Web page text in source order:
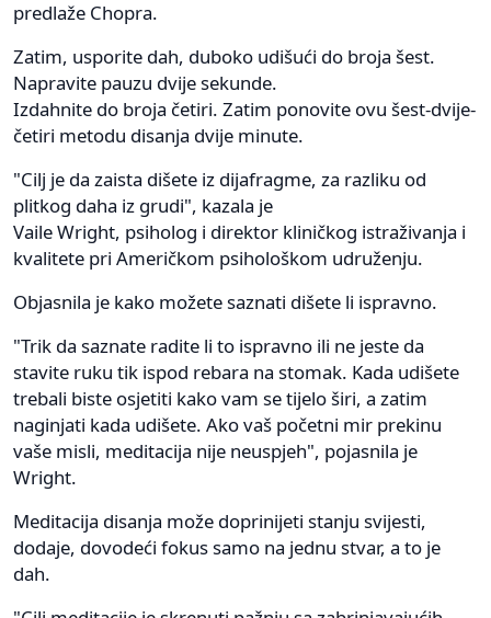
predlaže Chopra.
Zatim, usporite dah, duboko udišući do broja šest.
Napravite pauzu dvije sekunde.
Izdahnite do broja četiri. Zatim ponovite ovu šest-dvije-
četiri metodu disanja dvije minute.
"Cilj je da zaista dišete iz dijafragme, za razliku od
plitkog daha iz grudi", kazala je
Vaile Wright, psiholog i direktor kliničkog istraživanja i
kvalitete pri Američkom psihološkom udruženju.
Objasnila je kako možete saznati dišete li ispravno.
"Trik da saznate radite li to ispravno ili ne jeste da
stavite ruku tik ispod rebara na stomak. Kada udišete
trebali biste osjetiti kako vam se tijelo širi, a zatim
naginjati kada udišete. Ako vaš početni mir prekinu
vaše misli, meditacija nije neuspjeh", pojasnila je
Wright.
Meditacija disanja može doprinijeti stanju svijesti,
dodaje, dovodeći fokus samo na jednu stvar, a to je
dah.